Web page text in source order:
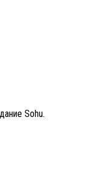
Sohu.